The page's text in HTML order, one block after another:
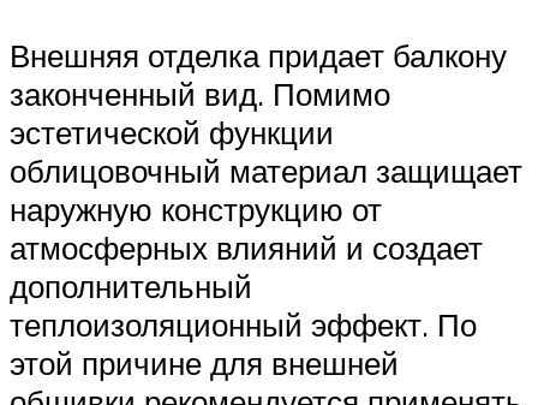
Внешняя отделка придает балкону
законченный вид. Помимо
эстетической функции
облицовочный материал защищает
наружную конструкцию от
атмосферных влияний и создает
дополнительный
теплоизоляционный эффект. По
этой причине для внешней